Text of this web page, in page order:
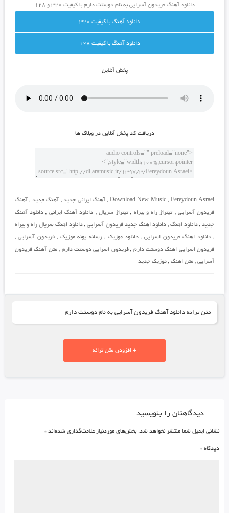
دانلود آهنگ فریدون آسرایی به نام دوستت دارم با کیفیت ۳۲۰ و ۱۲۸
دانلود آهنگ با کيفيت 320
دانلود آهنگ با کيفيت 128
پخش آنلاين
دريافت کد پخش آنلاين در وبلاگ ها
Download New Music, Fereydoun Asraei
, آهنگ ایرانی جدید, آهنگ جدید , آهنگ
فریدون آسرایی , تیتراژ راه و بیراه , تیتراژ سریال , دانلود آهنگ ایرانی , دانلود آهنگ
جدید, دانلود اهنگ ,دانلود اهنگ جدید فریدون آسرایی, دانلود اهنگ سریال راه و بیراه
,دانلود اهنگ فریدون اسرایی, دانلود موزیک ,رسانه پونه موزیک ,فریدون آسرایی,
فریدون اسرایی اهنگ دوستت دارم ,فریدون اسرایی دوستت دارم ,متن آهنگ فریدون
آسرایی, متن اهنگ, موزیک جدید
متن ترانه دانلود آهنگ فریدون آسرایی به نام دوستت دارم
+ افزودن متن ترانه
دیدگاهتان را بنویسید
نشانی ایمیل شما منتشر نخواهد شد. بخش‌های موردنیاز علامت‌گذاری شده‌اند *
دیدگاه *